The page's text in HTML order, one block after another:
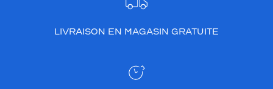
LIVRAISON EN MAGASIN GRATUITE